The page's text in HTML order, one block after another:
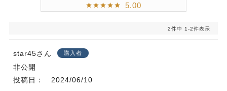
5.00
2件中 1-2件表示
star45 購入者
非公開
投稿日
2024/06/10